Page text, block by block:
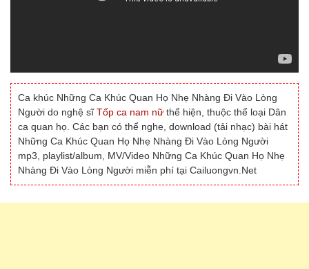
Ca khúc Những Ca Khúc Quan Họ Nhẹ Nhàng Đi Vào Lòng
Người do nghệ sĩTốp ca nam nữ thể hiện, thuộc thể loại Dân
ca quan họ. Các bạn có thể nghe, download (tải nhạc) bài hát
Những Ca Khúc Quan Họ Nhẹ Nhàng Đi Vào Lòng Người
mp3, playlist/album, MV/Video Những Ca Khúc Quan Họ Nhẹ
Nhàng Đi Vào Lòng Người miễn phí tại Cailuongvn.Net